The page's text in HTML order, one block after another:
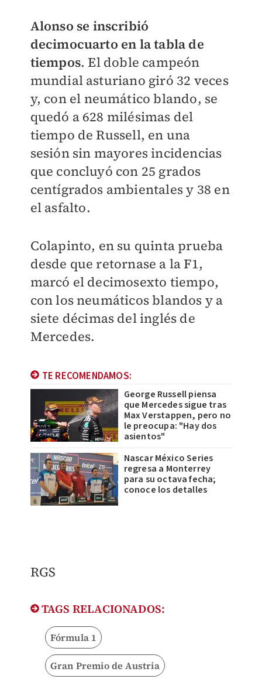
Alonso se inscribió
decimocuarto en la tabla de
tiempos. El doble campeón
mundial asturiano giró 32 veces
y, con el neumático blando, se
quedó a 628 milésimas del
tiempo de Russell, en una
sesión sin mayores incidencias
que concluyó con 25 grados
centígrados ambientales y 38 en
el asfalto.
Colapinto, en su quinta prueba
desde que retornase a la F1,
marcó el decimosexto tiempo,
con los neumáticos blandos y a
siete décimas del inglés de
Mercedes.
TE RECOMENDAMOS:
George Russell piensa
que Mercedes sigue tras
Max Verstappen, pero no
le preocupa: "Hay dos
asientos"
Nascar México Series
regresa a Monterrey
para su octava fecha;
conoce los detalles
​RGS
TAGS RELACIONADOS:
Fórmula 1
Gran Premio de Austria